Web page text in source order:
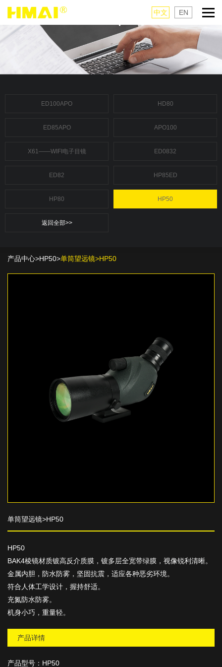
中文 EN
ED100APO HD80
ED85APO APO100
X61——WIFI电子目镜 ED0832
ED82 HP85ED
HP80 HP50
返回全部>>
产品中心>HP50>单筒望远镜>HP50
单筒望远镜>HP50
HP50
BAK4棱镜材质镀高反介质膜，镀多层全宽带绿膜，视像锐利清晰。
金属内胆，防水防雾，坚固抗震，适应各种恶劣环境。
符合人体工学设计，握持舒适。
充氮防水防雾。
机身小巧，重量轻。
产品详情
产品型号： HP50